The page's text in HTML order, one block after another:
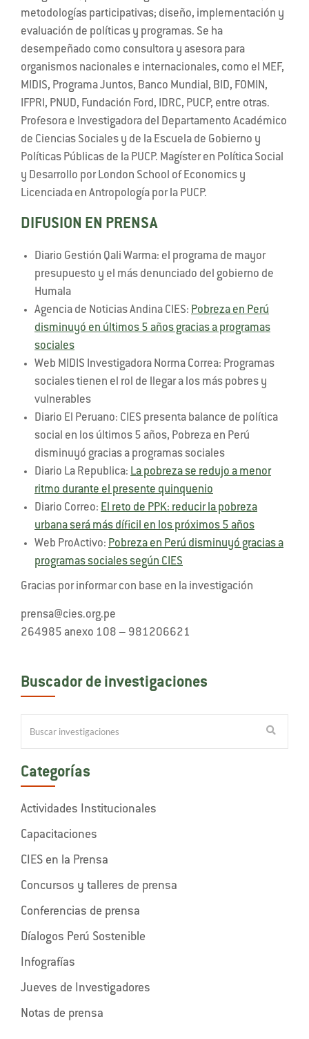
metodologías participativas; diseño, implementación y
evaluación de políticas y programas. Se ha
desempeñado como consultora y asesora para
organismos nacionales e internacionales, como el MEF,
MIDIS, Programa Juntos, Banco Mundial, BID, FOMIN,
IFPRI, PNUD, Fundación Ford, IDRC, PUCP, entre otras.
Profesora e Investigadora del Departamento Académico
de Ciencias Sociales y de la Escuela de Gobierno y
Políticas Públicas de la PUCP. Magíster en Política Social
y Desarrollo por London School of Economics y
Licenciada en Antropología por la PUCP.
DIFUSION EN PRENSA
Diario Gestión Qali Warma: el programa de mayor
presupuesto y el más denunciado del gobierno de
Humala
Agencia de Noticias Andina CIES: Pobreza en Perú
disminuyó en últimos 5 años gracias a programas
sociales
Web MIDIS Investigadora Norma Correa: Programas
sociales tienen el rol de llegar a los más pobres y
vulnerables
Diario El Peruano: CIES presenta balance de política
social en los últimos 5 años, Pobreza en Perú
disminuyó gracias a programas sociales
Diario La Republica: La pobreza se redujo a menor
ritmo durante el presente quinquenio
Diario Correo: El reto de PPK: reducir la pobreza
urbana será más díficil en los próximos 5 años
Web ProActivo: Pobreza en Perú disminuyó gracias a
programas sociales según CIES
Gracias por informar con base en la investigación
prensa@cies.org.pe
264985 anexo 108 – 981206621
Buscador de investigaciones
Categorías
Actividades Institucionales
Capacitaciones
CIES en la Prensa
Concursos y talleres de prensa
Conferencias de prensa
Díalogos Perú Sostenible
Infografías
Jueves de Investigadores
Notas de prensa